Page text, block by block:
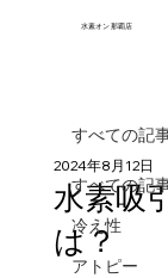
水素オン 那覇店
すべての記
冷え性
アトピー
すべての記
水素吸
は？
2024年8月12日